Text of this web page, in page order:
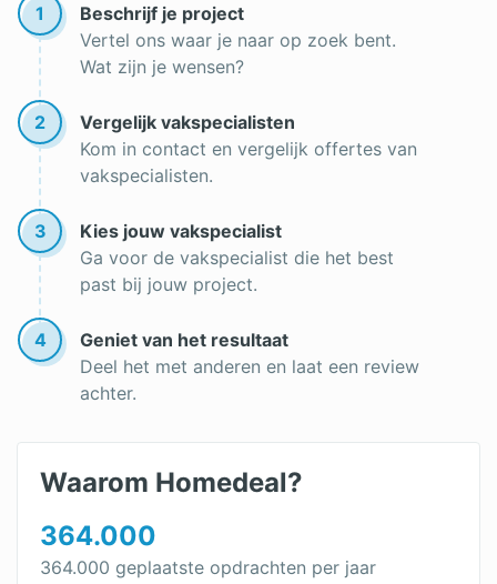
Onderhoud gazon
Boom kappen
Tuin inrichten
1
Beschrijf je project
Vertel ons waar je naar op zoek bent.
Wat zijn je wensen?
2
Vergelijk vakspecialisten
Kom in contact en vergelijk offertes van
vakspecialisten.
3
Kies jouw vakspecialist
Ga voor de vakspecialist die het best
past bij jouw project.
4
Geniet van het resultaat
Deel het met anderen en laat een review
achter.
Waarom Homedeal?
364.000
364.000 geplaatste opdrachten per jaar